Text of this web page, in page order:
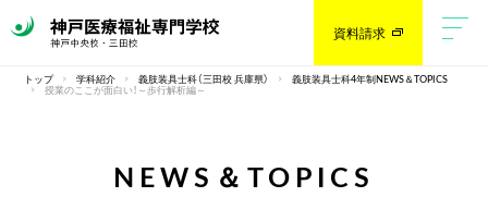
資料請求
トップ 学科紹介 義肢装具士科（三田校 兵庫県） 義肢装具士科4年制NEWS＆TOPICS
授業のここが面白い！～歩行解析編～
NEWS＆TOPICS